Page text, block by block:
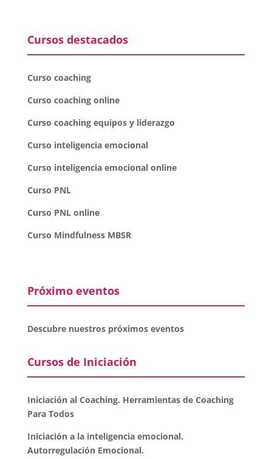
Cursos destacados
Curso coaching
Curso coaching online
Curso coaching equipos y liderazgo
Curso inteligencia emocional
Curso inteligencia emocional online
Curso PNL
Curso PNL online
Curso Mindfulness MBSR
Próximo eventos
Descubre nuestros próximos eventos
Cursos de Iniciación
Iniciación al Coaching. Herramientas de Coaching
Para Todos
Iniciación a la inteligencia emocional.
Autorregulación Emocional.